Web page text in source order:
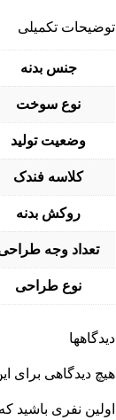
توضیحات تکمیلی
جنس بدنه
نوع سوخت
وضعیت تولید
کلاسه فندک
روکش بدنه
تعداد وجه
نوع طراحی
دیدگاهها
هیچ دیدگاهی
اولین نفری باشید